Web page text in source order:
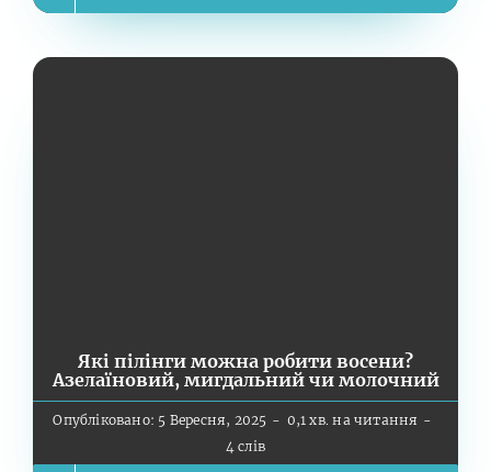
Які пілінги можна робити восени?
Азелаїновий, мигдальний чи молочний
Опубліковано: 5 Вересня, 2025 - 0,1 хв. на читання -
4 слів